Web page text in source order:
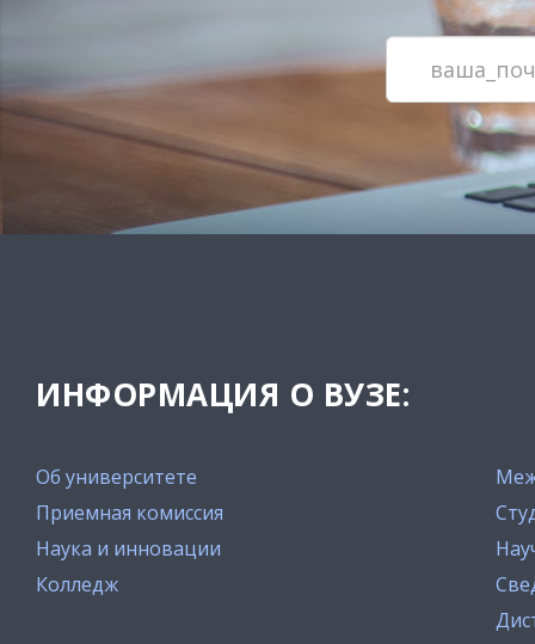
ИНФОРМАЦИЯ О ВУЗЕ:
Об университете
Приемная комиссия
Наука и инновации
Колледж